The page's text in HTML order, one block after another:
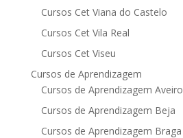
Cursos Cet Viana do Castelo
Cursos Cet Vila Real
Cursos Cet Viseu
Cursos de Aprendizagem
Cursos de Aprendizagem Aveiro
Cursos de Aprendizagem Beja
Cursos de Aprendizagem Braga